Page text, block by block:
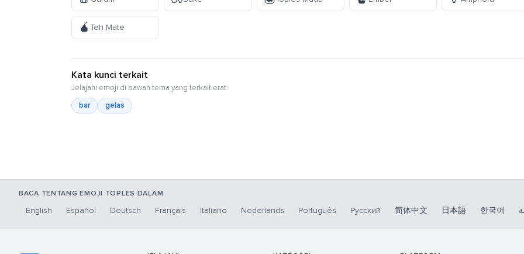
🧉 Teh Mate
Kata kunci terkait
Jelajahi emoji di bawah tema yang terkait erat:
bar
gelas
BACA TENTANG EMOJI TOPLES DALAM
English Español Deutsch Français Italiano Nederlands Português Русский 简体中文 日本語 한국어